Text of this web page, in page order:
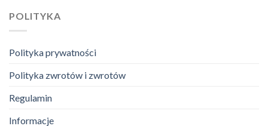
POLITYKA
Polityka prywatności
Polityka zwrotów i zwrotów
Regulamin
Informacje